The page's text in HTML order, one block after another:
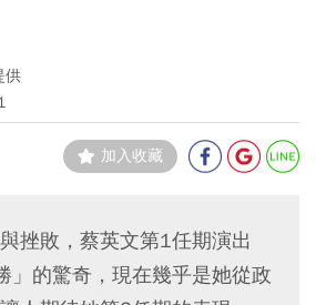
供
加入收藏
挫敗，蔡英文第1任期演出
」的驚奇，現在幾乎是她從政